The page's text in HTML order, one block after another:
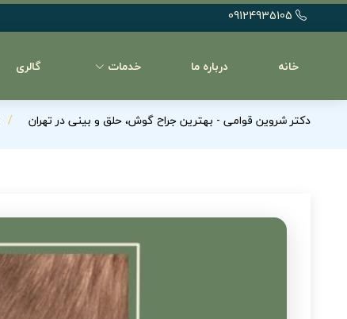
09124935105
خانه درباره ما خدمات گالری
دکتر شروین قوامی - بهترین جراح گوش، حلق و بینی در تهران